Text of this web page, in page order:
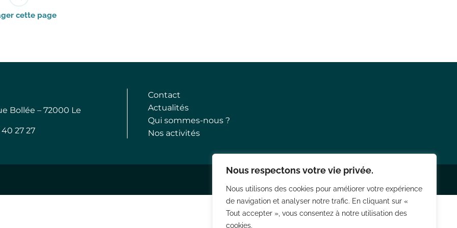
Nous respectons votre vie privée.
Nous utilisons des cookies pour améliorer votre expérience
de navigation et analyser notre trafic. En cliquant sur «
Tout accepter », vous consentez à notre utilisation des
cookies.
cette page
Bollée – 72000 Le
27 27
Contact
Actualités
Qui sommes-nous ?
Nos activités